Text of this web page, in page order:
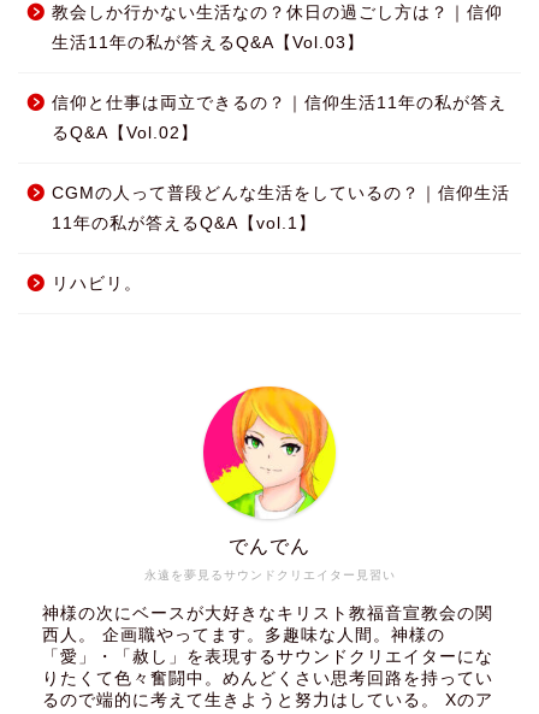
教会しか行かない生活なの？休日の過ごし方は？｜信仰
生活11年の私が答えるQ&A【Vol.03】
信仰と仕事は両立できるの？｜信仰生活11年の私が答え
るQ&A【Vol.02】
CGMの人って普段どんな生活をしているの？｜信仰生活
11年の私が答えるQ&A【vol.1】
リハビリ。
永遠を夢見るサウンドクリエイター見習い
でんでん
神様の次にベースが大好きなキリスト教福音宣教会の関
西人。 企画職やってます。多趣味な人間。神様の
「愛」・「赦し」を表現するサウンドクリエイターにな
りたくて色々奮闘中。めんどくさい思考回路を持ってい
るので端的に考えて生きようと努力はしている。 Xのア